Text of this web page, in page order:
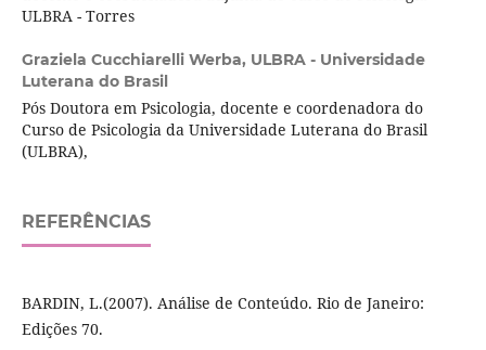
ULBRA - Torres
Graziela Cucchiarelli Werba, ULBRA - Universidade
Luterana do Brasil
Pós Doutora em Psicologia, docente e coordenadora do
Curso de Psicologia da Universidade Luterana do Brasil
(ULBRA),
REFERÊNCIAS
BARDIN, L.(2007). Análise de Conteúdo. Rio de Janeiro:
Edições 70.